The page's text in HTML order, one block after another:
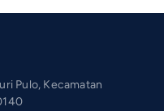
Pulo, Kecamatan